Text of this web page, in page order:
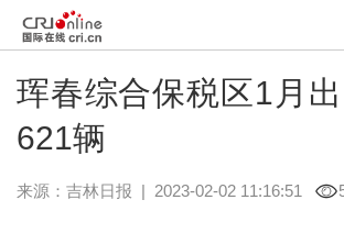
珲春综合保税区1月
621辆
来源： 吉林日报 | 2023-02-02 11:16:51